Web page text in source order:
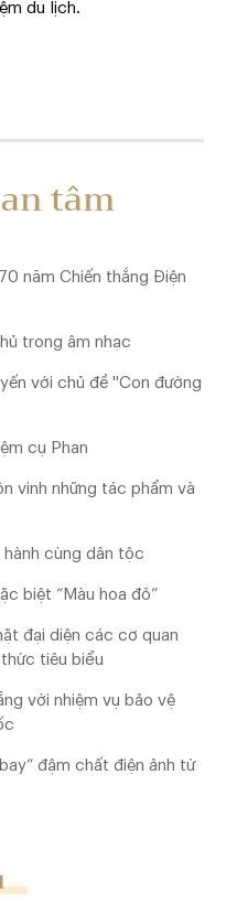
du lịch.
tâm
năm Chiến thắng Điện
trong âm nhạc
với chủ đề ''Con đường
cụ Phan
vinh những tác phẩm và
cùng dân tộc
biệt “Màu hoa đỏ”
đại diện các cơ quan
tiêu biểu
với nhiệm vụ bảo vệ
đậm chất điện ảnh từ